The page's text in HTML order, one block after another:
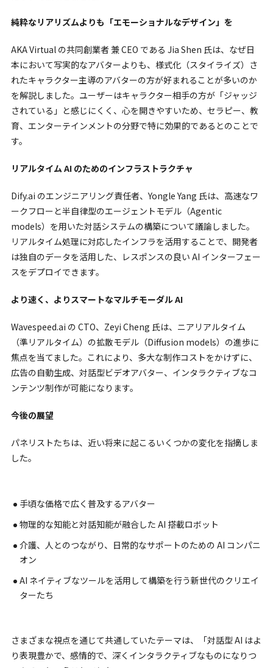
純粋なリアリズムよりも「エモーショナルなデザイン」を
AKA Virtual の共同創業者 兼 CEO である Jia Shen 氏は、なぜ日
本において写実的なアバターよりも、様式化（スタイライズ）さ
れたキャラクター主導のアバターの方が好まれることが多いのか
を解説しました。ユーザーはキャラクター相手の方が「ジャッジ
されている」と感じにくく、心を開きやすいため、セラピー、教
育、エンターテインメントの分野で特に効果的であるとのことで
す。
リアルタイム AI のためのインフラストラクチャ
Dify.ai のエンジニアリング責任者、Yongle Yang 氏は、高速なワ
ークフローと半自律型のエージェントモデル（Agentic
models）を用いた対話システムの構築について議論しました。
リアルタイム処理に対応したインフラを活用することで、開発者
は独自のデータを活用した、レスポンスの良い AI インターフェー
スをデプロイできます。
より速く、よりスマートなマルチモーダル AI
Wavespeed.ai の CTO、Zeyi Cheng 氏は、ニアリアルタイム
（準リアルタイム）の拡散モデル（Diffusion models）の進歩に
焦点を当てました。これにより、多大な制作コストをかけずに、
広告の自動生成、対話型ビデオアバター、インタラクティブなコ
ンテンツ制作が可能になります。
今後の展望
パネリストたちは、近い将来に起こるいくつかの変化を指摘しま
した。
手頃な価格で広く普及するアバター
物理的な知能と対話知能が融合した AI 搭載ロボット
介護、人とのつながり、日常的なサポートのための AI コンパニ
オン
AI ネイティブなツールを活用して構築を行う新世代のクリエイ
ターたち
さまざまな視点を通じて共通していたテーマは、「対話型 AI はよ
り表現豊かで、感情的で、深くインタラクティブなものになりつ